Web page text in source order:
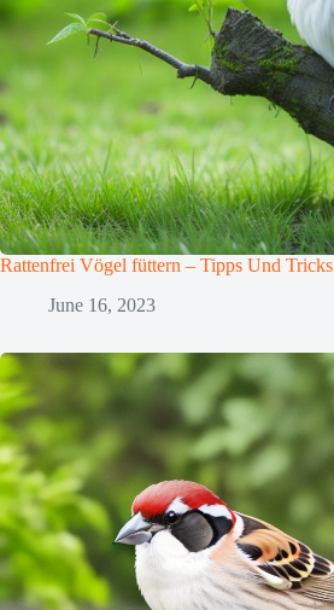
Rattenfrei Vögel füttern – Tipps Und Tricks
June 16, 2023